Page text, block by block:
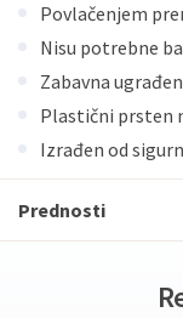
Povlačenjem
Nisu potrebne
Zabavna
Plastični prsten
Izrađen od
Prednosti